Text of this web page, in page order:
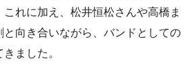
れに加え、松井恒松さんや高橋ま
と向き合いながら、バンドとしての
ました。